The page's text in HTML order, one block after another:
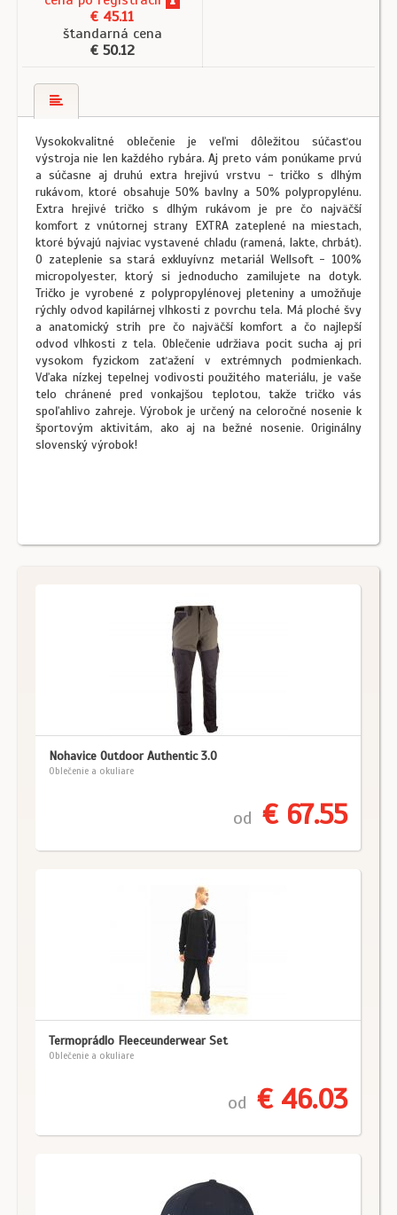
€ 45.11
štandarná cena
€ 50.12
Vysokokvalitné oblečenie je veľmi dôležitou súčasťou
výstroja nie len každého rybára. Aj preto vám ponúkame prvú
a súčasne aj druhú extra hrejivú vrstvu - tričko s dlhým
rukávom, ktoré obsahuje 50% bavlny a 50% polypropylénu.
Extra hrejivé tričko s dlhým rukávom je pre čo najväčší
komfort z vnútornej strany EXTRA zateplené na miestach,
ktoré bývajú najviac vystavené chladu (ramená, lakte, chrbát).
O zateplenie sa stará exkluyívnz metariál Wellsoft - 100%
micropolyester, ktorý si jednoducho zamilujete na dotyk.
Tričko je vyrobené z polypropylénovej pleteniny a umožňuje
rýchly odvod kapilárnej vlhkosti z povrchu tela. Má ploché švy
a anatomický strih pre čo najväčší komfort a čo najlepší
odvod vlhkosti z tela. Oblečenie udržiava pocit sucha aj pri
vysokom fyzickom zaťažení v extrémnych podmienkach.
Vďaka nízkej tepelnej vodivosti použitého materiálu, je vaše
telo chránené pred vonkajšou teplotou, takže tričko vás
spoľahlivo zahreje. Výrobok je určený na celoročné nosenie k
športovým aktivitám, ako aj na bežné nosenie. Originálny
slovenský výrobok!
Nohavice Outdoor Authentic 3.0
Oblečenie a okuliare
od € 67.55
Termoprádlo Fleeceunderwear Set
Oblečenie a okuliare
od € 46.03